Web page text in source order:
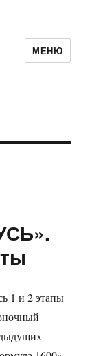
МЕНЮ
1 и 2 этапы